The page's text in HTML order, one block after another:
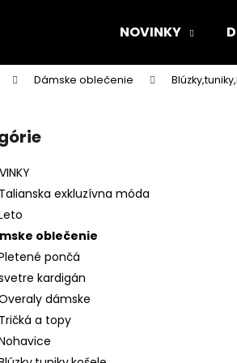
NOVINKY
Dámske oblečenie
Talianska exkluzívna móda
oblečenie
pončá
kardigán
dámske
Tričká a topy